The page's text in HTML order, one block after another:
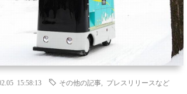
15:58:13 その他の記事 プレスリリースなど